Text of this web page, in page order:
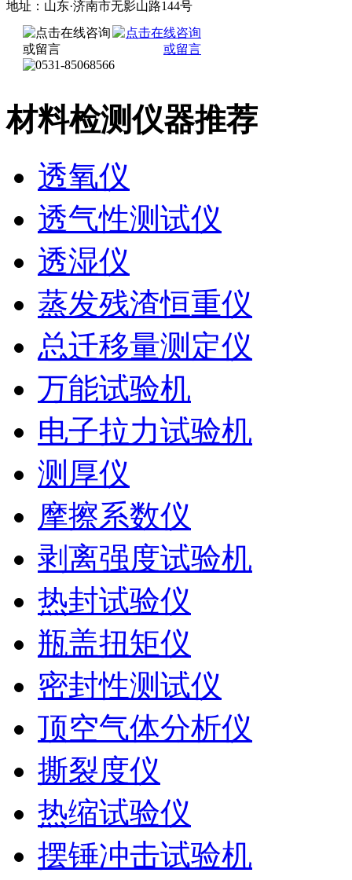
地址：山东·济南市无影山路144号
材料检测仪器推荐
透氧仪
透气性测试仪
透湿仪
蒸发残渣恒重仪
总迁移量测定仪
万能试验机
电子拉力试验机
测厚仪
摩擦系数仪
剥离强度试验机
热封试验仪
瓶盖扭矩仪
密封性测试仪
顶空气体分析仪
撕裂度仪
热缩试验仪
摆锤冲击试验机